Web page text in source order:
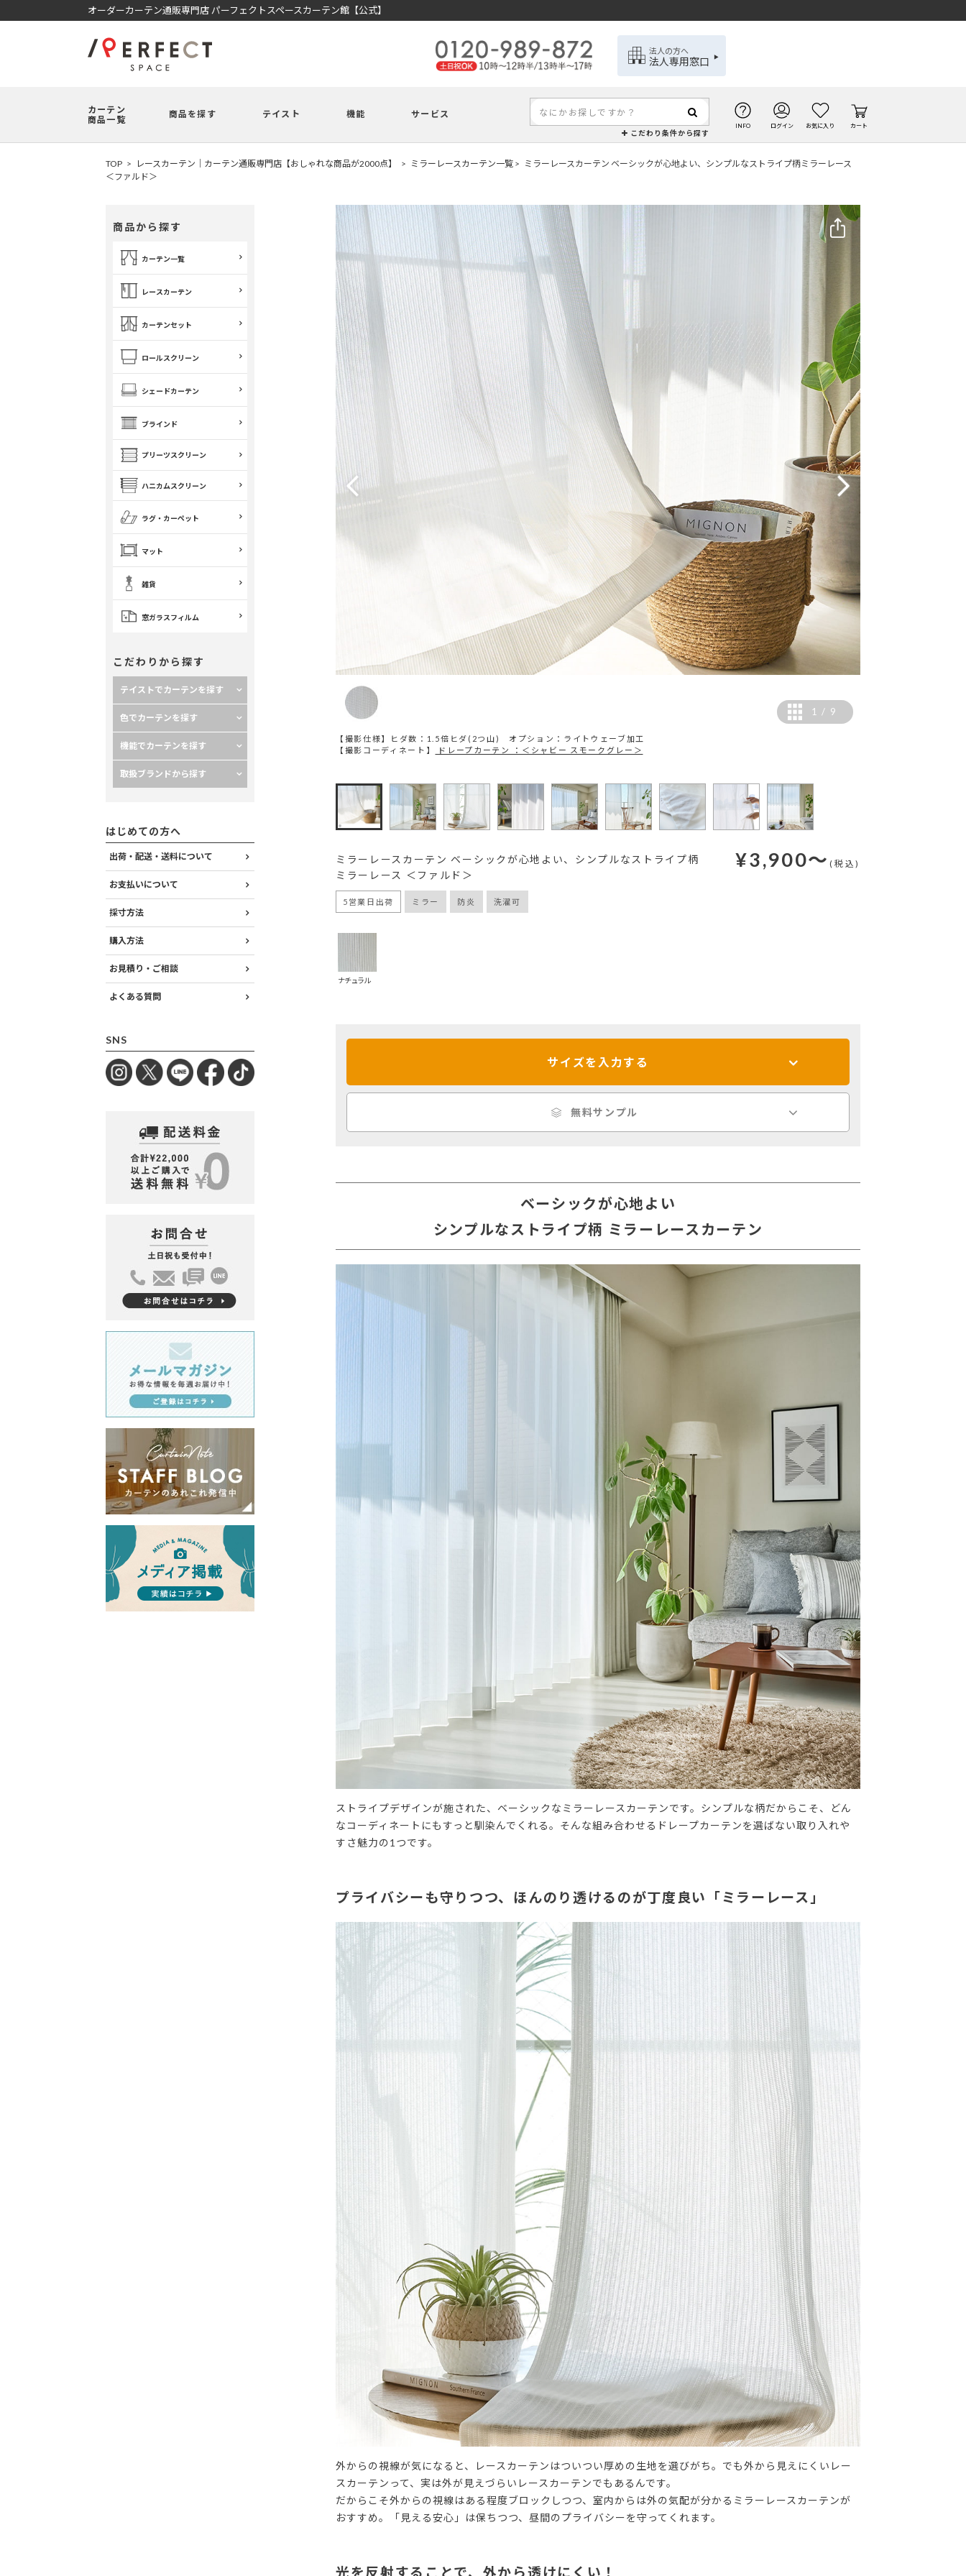
オーダーカーテン通販専門店 パーフェクトスペースカーテン館【公式】
法人の方へ
法人専用窓口
カーテン
商品一覧
商品を探す テイスト 機能 サービス
こだわり条件から探す
INFO ログイン お気に入り カート
TOP レースカーテン｜カーテン通販専門店【おしゃれな商品が2000点】 ミラーレースカーテン一覧
ミラーレースカーテン ベーシックが心地よい、シンプルなストライプ柄ミラーレース
＜ファルド＞
商品から探す
カーテン一覧
レースカーテン
カーテンセット
ロールスクリーン
シェードカーテン
ブラインド
プリーツスクリーン
ハニカムスクリーン
ラグ・カーペット
マット
雑貨
窓ガラスフィルム
こだわりから探す
テイストでカーテンを探す
色でカーテンを探す
機能でカーテンを探す
取扱ブランドから探す
はじめての方へ
出荷・配送・送料について
お支払いについて
採寸方法
購入方法
お見積り・ご相談
よくある質問
SNS
【撮影仕様】ヒダ数：1.5倍ヒダ(2つ山) オプション：ライトウェーブ加工
【撮影コーディネート】
ドレープカーテン ：＜シャビー スモークグレー＞
1 / 9
ミラーレースカーテン ベーシックが心地よい、シンプルなストライプ柄
ミラーレース ＜ファルド＞
5営業日出荷 ミラー 防炎 洗濯可
¥3,900～(税込)
ナチュラル
サイズを入力する
無料サンプル
ベーシックが心地よい
シンプルなストライプ柄 ミラーレースカーテン
ストライプデザインが施された、ベーシックなミラーレースカーテンです。シンプルな柄だからこそ、どん
なコーディネートにもすっと馴染んでくれる。そんな組み合わせるドレープカーテンを選ばない取り入れや
すさ魅力の1つです。
プライバシーも守りつつ、ほんのり透けるのが丁度良い「ミラーレース」
外からの視線が気になると、レースカーテンはついつい厚めの生地を選びがち。でも外から見えにくいレー
スカーテンって、実は外が見えづらいレースカーテンでもあるんです。
だからこそ外からの視線はある程度ブロックしつつ、室内からは外の気配が分かるミラーレースカーテンが
おすすめ。「見える安心」は保ちつつ、昼間のプライバシーを守ってくれます。
光を反射することで、外から透けにくい！